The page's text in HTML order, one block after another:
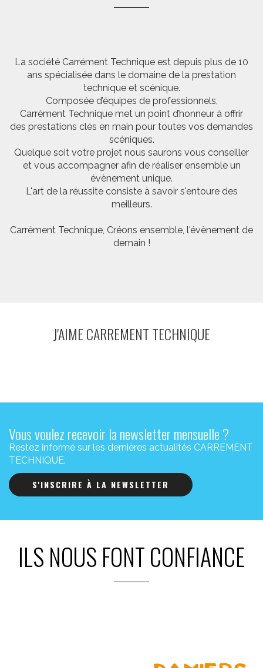
La société Carrément Technique est depuis plus de 10
ans spécialisée dans le domaine de la prestation
technique et scénique.
Composée d’équipes de professionnels,
Carrément Technique met un point d’honneur à offrir
des prestations clés en main pour toutes vos demandes
scéniques.
Quelque soit votre projet nous saurons vous conseiller
et vous accompagner afin de réaliser ensemble un
évènement unique.
L'art de la réussite consiste à savoir s'entoure des
meilleurs.
Carrément Technique, Créons ensemble, l'évènement de
demain !
J'AIME CARREMENT TECHNIQUE
Vous voulez recevoir la newsletter mensuelle ?
Restez informé sur les dernières actualités CARREMENT
TECHNIQUE.
S'INSCRIRE À LA NEWSLETTER
ILS NOUS FONT CONFIANCE